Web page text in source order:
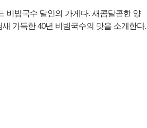
비빔국수 달인의 가게다. 새콤달콤한 양
가득한 40년 비빔국수의 맛을 소개한다.